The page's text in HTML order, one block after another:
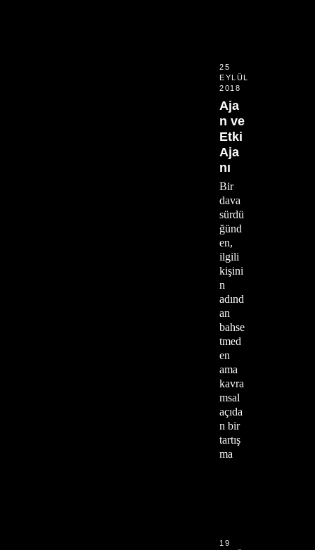
25
EYLÜL
2018
Aja
n ve
Etki
Aja
nı
Bir
dava
sürdü
ğünd
en,
ilgili
kişini
n
adınd
an
bahse
tmed
en
ama
kavra
msal
açıda
n bir
tartış
ma
19